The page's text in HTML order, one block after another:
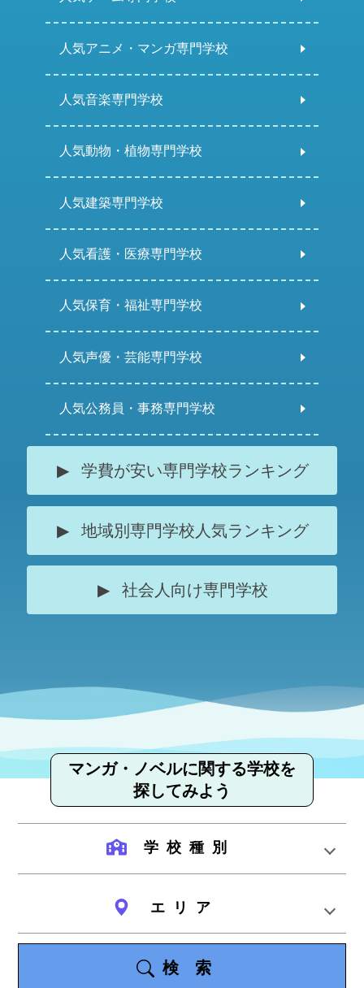
人気アニメ・マンガ専門学校
人気音楽専門学校
人気動物・植物専門学校
人気建築専門学校
人気看護・医療専門学校
人気保育・福祉専門学校
人気声優・芸能専門学校
人気公務員・事務専門学校
学費が安い専門学校ランキング
地域別専門学校人気ランキング
社会人向け専門学校
マンガ・ノベルに関する学校を
探してみよう
学校種別
エリア
検索